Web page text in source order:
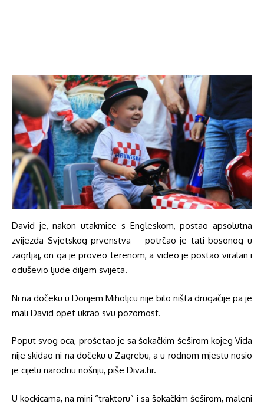
David je, nakon utakmice s Engleskom, postao apsolutna
zvijezda Svjetskog prvenstva – potrčao je tati bosonog u
zagrljaj, on ga je proveo terenom, a video je postao viralan i
oduševio ljude diljem svijeta.
Ni na dočeku u Donjem Miholjcu nije bilo ništa drugačije pa je
mali David opet ukrao svu pozornost.
Poput svog oca, prošetao je sa šokačkim šeširom kojeg Vida
nije skidao ni na dočeku u Zagrebu, a u rodnom mjestu nosio
je cijelu narodnu nošnju, piše Diva.hr.
U kockicama, na mini “traktoru” i sa šokačkim šeširom, maleni